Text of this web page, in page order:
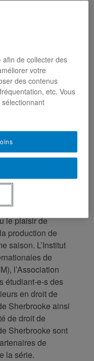
au
s’est tenu en mai
de
épisodes
et
avec la
du Canada
sécuritaire
et les
est titulaire, le
le plaisir de
production de
saison. L’Institut
de
l’Association
étudiant-e-s des
en droit de
Sherbrooke ainsi
de droit de
Sherbrooke sont
de
la série.
afin de collecter des
votre
des contenus
etc. Vous